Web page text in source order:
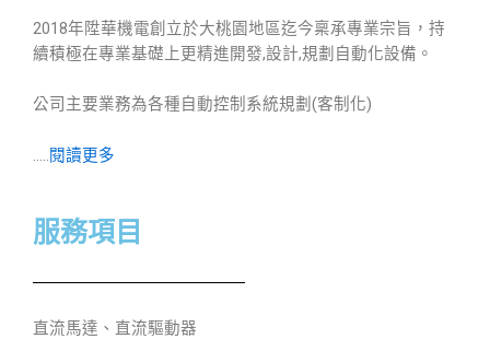
2018年陞華機電創立於大桃園地區迄今稟承專業宗旨，持
續積極在專業基礎上更精進開發,設計,規劃自動化設備。
公司主要業務為各種自動控制系統規劃(客制化)
…..閱讀更多
服務項目
直流馬達、直流驅動器